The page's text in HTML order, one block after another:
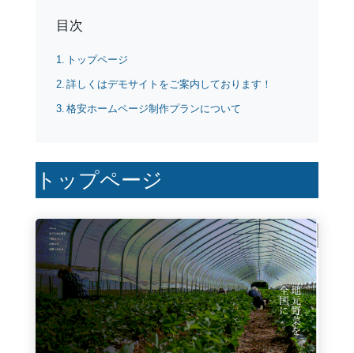
目次
トップページ
詳しくはデモサイトをご案内しております！
格安ホームページ制作プランについて
トップページ